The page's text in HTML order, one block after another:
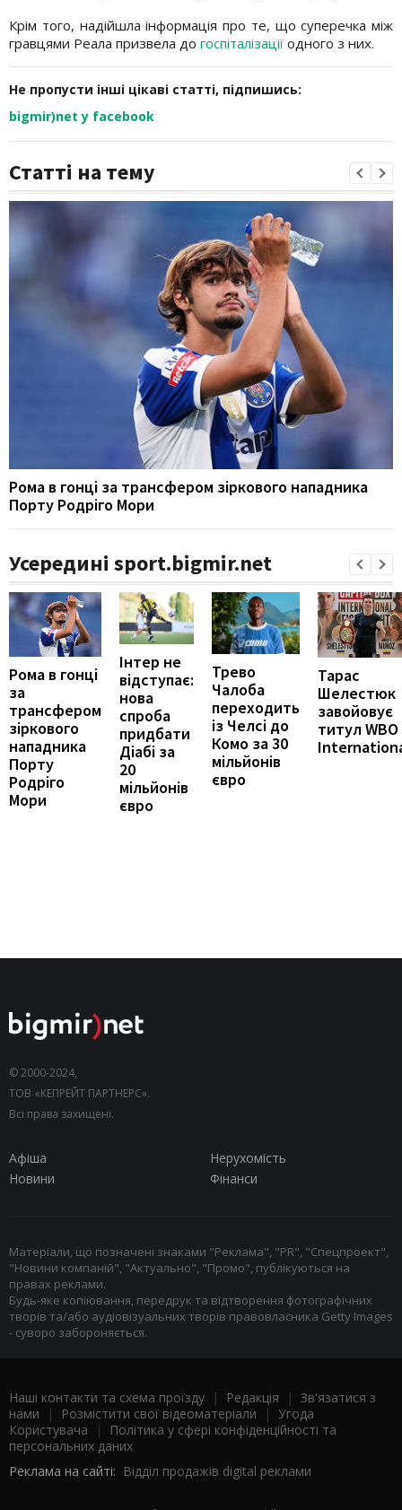
Крім того, надійшла інформація про те, що суперечка між
гравцями Реала призвела до госпіталізації одного з них.
Не пропусти інші цікаві статті, підпишись:
bigmir)net у facebook
Статті на тему
Рома в гонці за трансфером зіркового нападника
Порту Родріго Мори
Усередині sport.bigmir.net
Рома в гонці
за
трансфером
зіркового
нападника
Порту
Родріго
Мори
Інтер не
відступає:
нова
спроба
придбати
Діабі за
20
мільйонів
євро
Трево
Чалоба
переходить
із Челсі до
Комо за 30
мільйонів
євро
Тарас
Шелестюк
завойовує
титул WBO
© 2000-2024,
ТОВ «КЕПРЕЙТ ПАРТНЕРС».
Всі права захищені.
Афіша
Нерухомість
Новини
Фінанси
Матеріали, що позначені знаками "Реклама", "PR", "Спецпроект",
"Новини компаній", "Актуально", "Промо", публікуються на
правах реклами.
Будь-яке копіювання, передрук та відтворення фотографічних
творів та/або аудіовізуальних творів правовласника Getty Images
- суворо забороняється.
Наші контакти та схема проїзду | Редакція | Зв'язатися з
нами | Розмістити свої відеоматеріали | Угода
Користувача |
Політика у сфері конфіденційності та
персональних даних
Реклама на сайті: Відділ продажів digital реклами